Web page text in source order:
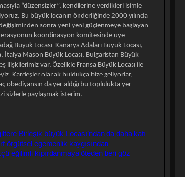
“düzensizler”, kendilerine verdikleri isimle
Bu büyük locanın önderliğinde 2000 yılında
sonra yeni yeni güçlenmeye başlayan
koordinasyon komitesinde üye
Büyük Locası, Kanarya Adaları Büyük Locası,
İtalya Mason Büyük Locası, Bulgaristan Büyük
ilişkilerimiz var. Özelikle Fransa Büyük Locası ile
Kardeşler olanak buldukça bize geliyorlar,
obediyansın da yer aldığı bu toplulukta yer
sizlerle paylaşmak isterim.
Birleşik büyük Locası’ndan da daha katı
örgütsel egemenlik kaygısından
eğilimli kıpırdanmaya öteden beri göz